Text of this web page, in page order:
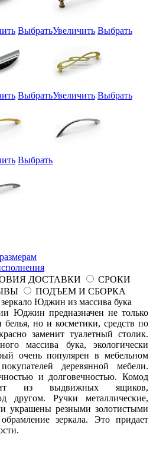
ВыбратьУвеличить Выбрать
ВыбратьУвеличить Выбрать
Выбрать
ДОСТАВКИ
СРОКИ
ПОДЪЕМ И СБОРКА
Юджин из массива бука
Юджин предназначен не только
но и косметики, средств по
заменит туалетный столик.
массива бука, экологически
очень популярен в мебельном
деревянной мебели.
и долговечностью. Комод
из выдвижных ящиков,
другом. Ручки металлические,
украшены резными золотистыми
зеркала. Это придает